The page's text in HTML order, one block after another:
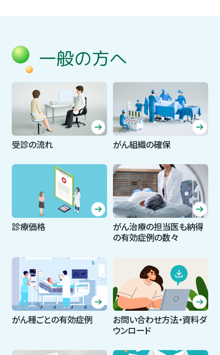
一般の方へ
受診の流れ がん組織の確保
診療価格
がん治療の担当医も納得
の有効症例の数々
がん種ごとの有効症例
お問い合わせ方法・資料ダ
ウンロード